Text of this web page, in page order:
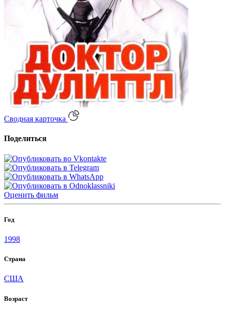
Сводная карточка
Поделиться
Оценить фильм
Год
1998
Страна
США
Возраст